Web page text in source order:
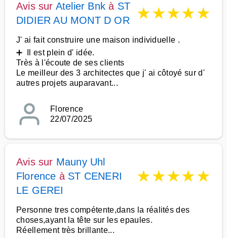
Avis sur Atelier Bnk à ST
DIDIER AU MONT D OR
★★★★★
J' ai fait construire une maison individuelle .
➕ Il est plein d' idée.
Très à l'écoute de ses clients
Le meilleur des 3 architectes que j' ai côtoyé sur d'
autres projets auparavant...
Florence
22/07/2025
Avis sur Mauny Uhl
Florence à ST CENERI
LE GEREI
★★★★★
Personne tres compétente,dans la réalités des
choses,ayant la tête sur les epaules.
Réellement très brillante...